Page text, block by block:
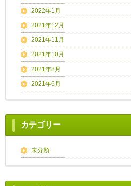
2022年1月
2021年12月
2021年11月
2021年10月
2021年8月
2021年6月
カテゴリー
未分類